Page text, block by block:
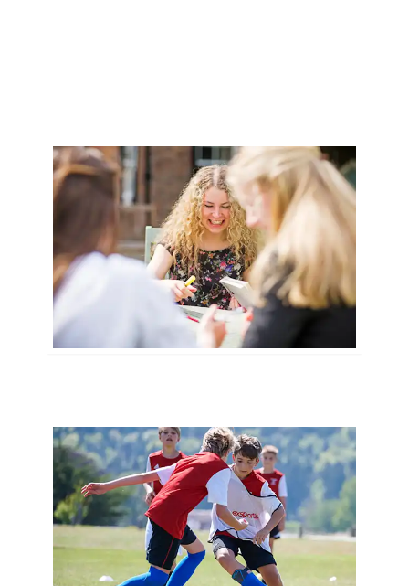
Lohnt sich eine Summer School?
Philipp Ackel:
„Wir finden ja. Ich war vor ca. 30 Jahren
nach der 6. Klasse für 3 Wochen auf einer